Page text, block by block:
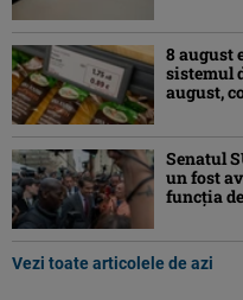
8 august
sistemul
august,
Senatul
un fost
funcția
Vezi toate articolele de azi